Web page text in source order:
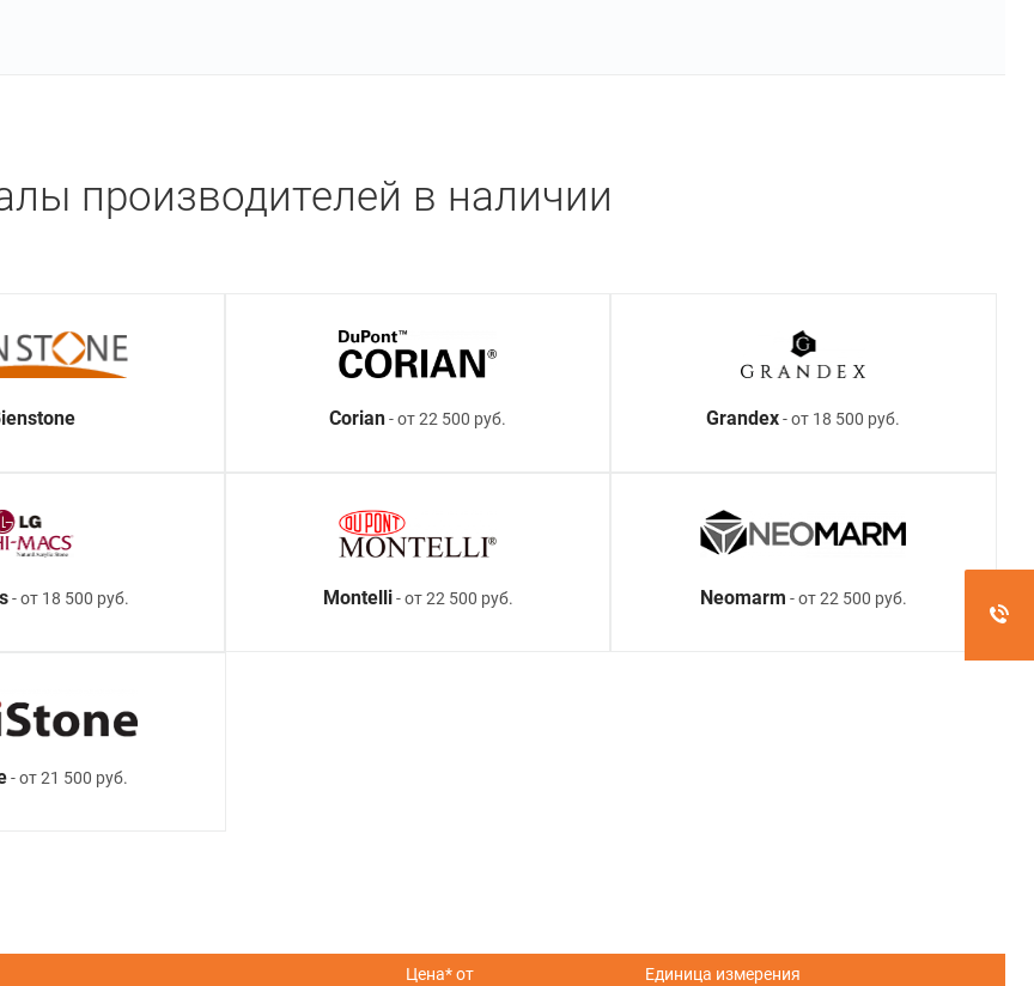
производителей в наличии
Corian- от 22 500 руб. Grandex- от 18 500 руб.
- от 18 500 руб. Montelli- от 22 500 руб. Neomarm - от 22 500 руб.
- от 21 500 руб.
Цена* от Единица измерения